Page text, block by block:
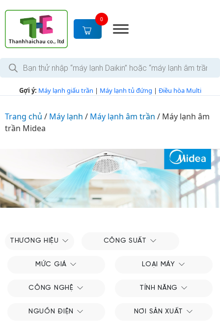
c
0
T
m
i
m
Gợi ý: Máy lạnh giấu trần | Máy lạnh tủ đứng | Điều hòa Multi
Trang chủ / Máy lạnh / Máy lạnh âm trần / Máy lạnh âm
trần Midea
THƯƠNG HIỆU CÔNG SUẤT
MỨC GIÁ LOẠI MÁY
CÔNG NGHỆ TÍNH NĂNG
NGUỒN ĐIỆN NƠI SẢN XUẤT